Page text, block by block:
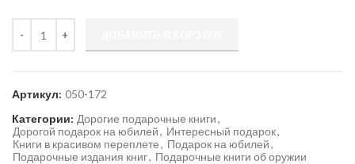
Артикул: 050-172
Категории: Дорогие подарочные книги,
Дорогой подарок на юбилей, Интересный подарок,
Книги в красивом переплете, Подарок на юбилей,
Подарочные издания книг, Подарочные книги об оружии